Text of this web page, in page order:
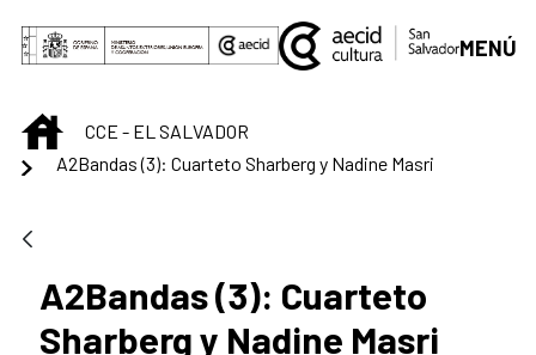
Saut au contenu principal
MENÚ
INICIOCCE - EL SALVADOR
A2Bandas (3): Cuarteto Sharberg y Nadine Masri
A2Bandas (3): Cuarteto
Sharberg y Nadine Masri